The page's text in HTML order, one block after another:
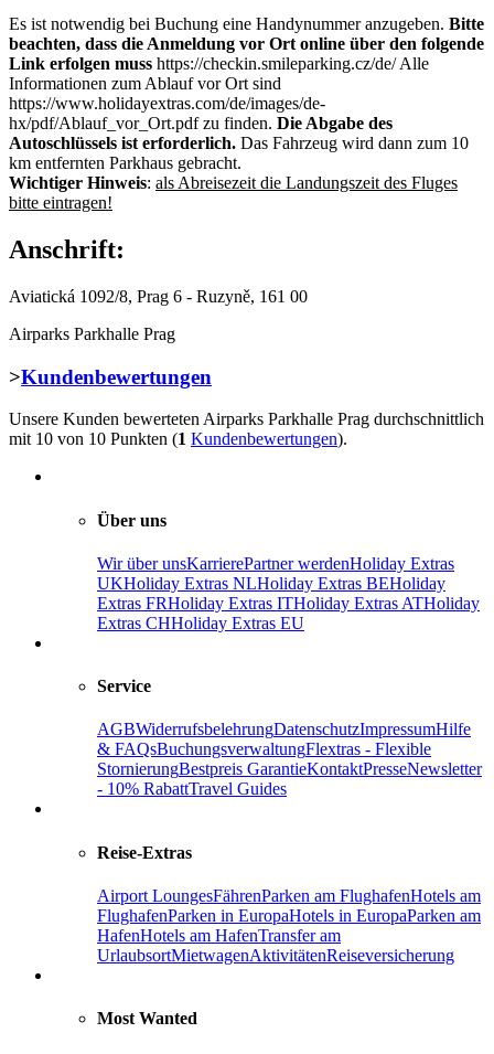
Es ist notwendig bei Buchung eine Handynummer anzugeben. Bitte
beachten, dass die Anmeldung vor Ort online über den folgende
Link erfolgen muss https://checkin.smileparking.cz/de/ Alle
Informationen zum Ablauf vor Ort sind
https://www.holidayextras.com/de/images/de-
hx/pdf/Ablauf_vor_Ort.pdf zu finden. Die Abgabe des
Autoschlüssels ist erforderlich. Das Fahrzeug wird dann zum 10
km entfernten Parkhaus gebracht.
Wichtiger Hinweis: als Abreisezeit die Landungszeit des Fluges
bitte eintragen!
Anschrift:
Aviatická 1092/8, Prag 6 - Ruzyně, 161 00
Airparks Parkhalle Prag
>Kundenbewertungen
Unsere Kunden bewerteten Airparks Parkhalle Prag durchschnittlich
mit 10 von 10 Punkten (1 Kundenbewertungen).
Über uns
Wir über unsKarrierePartner werdenHoliday Extras
UKHoliday Extras NLHoliday Extras BEHoliday
Extras FRHoliday Extras ITHoliday Extras ATHoliday
Extras CHHoliday Extras EU
Service
AGBWiderrufsbelehrungDatenschutzImpressumHilfe
& FAQsBuchungsverwaltungFlextras - Flexible
StornierungBestpreis GarantieKontaktPresseNewsletter
- 10% RabattTravel Guides
Reise-Extras
Airport LoungesFährenParken am FlughafenHotels am
FlughafenParken in EuropaHotels in EuropaParken am
HafenHotels am HafenTransfer am
UrlaubsortMietwagenAktivitätenReiseversicherung
Most Wanted